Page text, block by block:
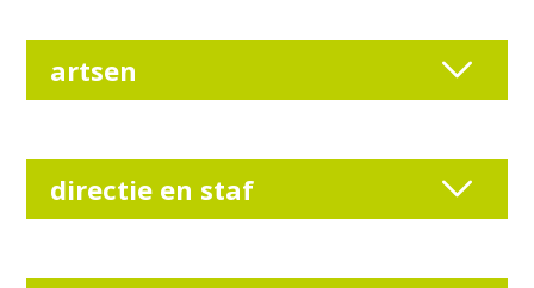
artsen
directie en staf